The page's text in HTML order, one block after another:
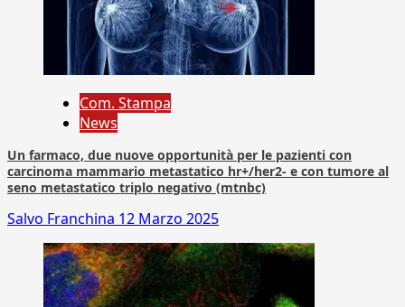
Com. Stampa
News
Un farmaco, due nuove opportunità per le pazienti con
carcinoma mammario metastatico hr+/her2- e con tumore al
seno metastatico triplo negativo (mtnbc)
Salvo Franchina 12 Marzo 2025